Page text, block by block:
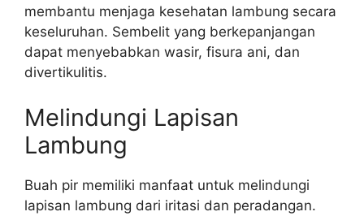
membantu menjaga kesehatan lambung secara
keseluruhan. Sembelit yang berkepanjangan
dapat menyebabkan wasir, fisura ani, dan
divertikulitis.
Melindungi Lapisan
Lambung
Buah pir memiliki manfaat untuk melindungi
lapisan lambung dari iritasi dan peradangan.